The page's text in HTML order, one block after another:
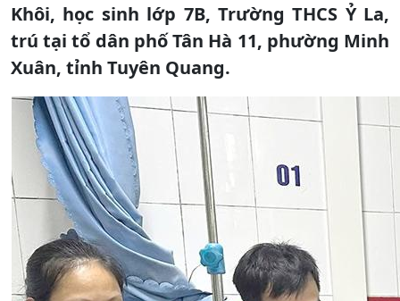
Khôi, học sinh lớp 7B, Trường THCS Ỷ La,
trú tại tổ dân phố Tân Hà 11, phường Minh
Xuân, tỉnh Tuyên Quang.